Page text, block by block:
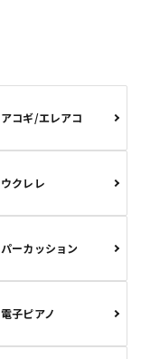
アコギ/エレアコ
ウクレレ
パーカッション
電子ピアノ